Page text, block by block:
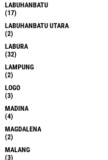
LABUHANBATU
(17)
LABUHANBATU UTARA
(2)
LABURA
(32)
LAMPUNG
(2)
LOGO
(3)
MADINA
(4)
MAGDALENA
(2)
MALANG
(3)